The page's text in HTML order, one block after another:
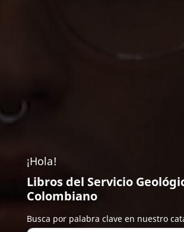
¡Hola!
Libros del Servicio
Colombiano
Busca por palabra clave en nuestro